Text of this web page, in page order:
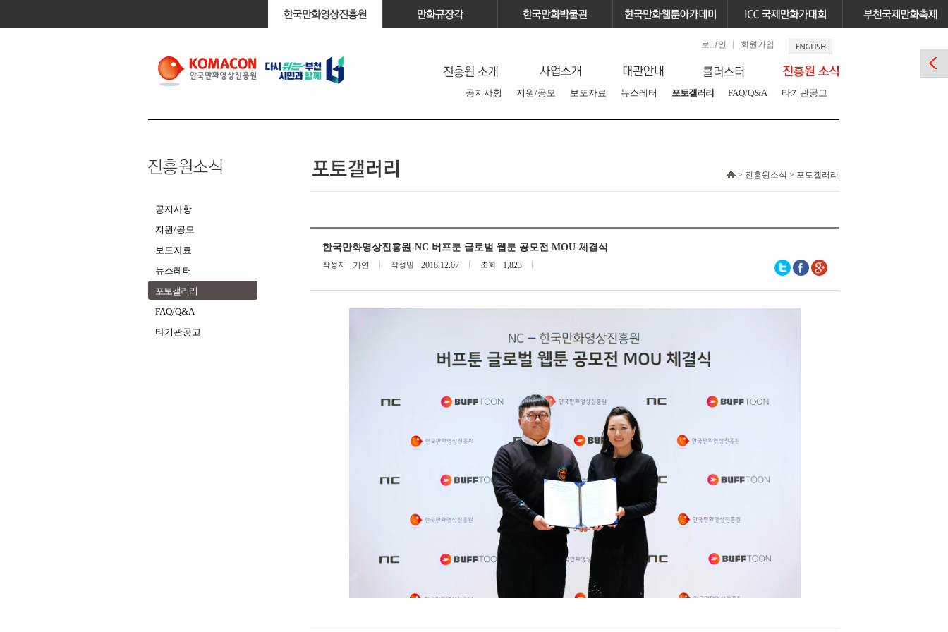
로그인 회원가입
공지사항 지원/공모 보도자료 뉴스레터 포토갤러리 FAQ/Q&A 타기관공고
공지사항
지원/공모
보도자료
뉴스레터
포토갤러리
FAQ/Q&A
타기관공고
> 진흥원소식 > 포토갤러리
한국만화영상진흥원-NC 버프툰 글로벌 웹툰 공모전 MOU 체결식
작성자 가연 작성일 2018.12.07 조회 1,823